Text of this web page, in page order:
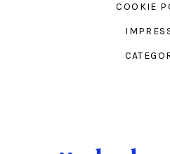
COOKIE